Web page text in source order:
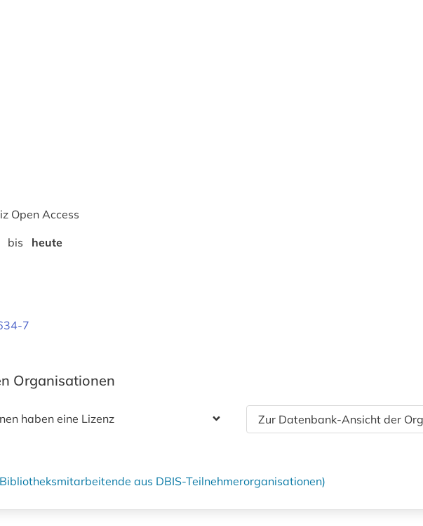
Open Access
bis heute
7
Organisationen
haben eine Lizenz Zur Datenbank-Ansicht der
aus DBIS-Teilnehmerorganisationen)